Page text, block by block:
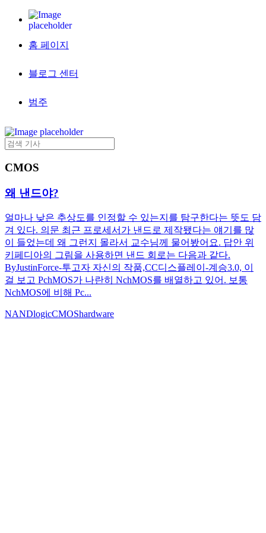
홈 페이지
블로그 센터
범주
CMOS
왜 낸드야?
얼마나 낮은 추상도를 인정할 수 있는지를 탐구한다는 뜻도 담
겨 있다. 의문 최근 프로세서가 낸드로 제작됐다는 얘기를 많
이 들었는데 왜 그런지 몰라서 교수님께 물어봤어요. 답안 위
키페디아의 그림을 사용하면 낸드 회로는 다음과 같다.
ByJustinForce-투고자 자신의 작품,CC디스플레이-계승3.0, 이
걸 보고 PchMOS가 나란히 NchMOS를 배열하고 있어. 보통
NchMOS에 비해 Pc...
NANDlogicCMOShardware